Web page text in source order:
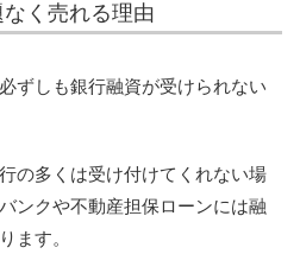
く売れる理由
ずしも銀行融資が受けられない
の多くは受け付けてくれない場
ンクや不動産担保ローンには融
ます。